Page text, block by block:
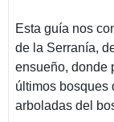
Esta guía nos
de la Serranía,
ensueño, donde
últimos bosques
arboladas del